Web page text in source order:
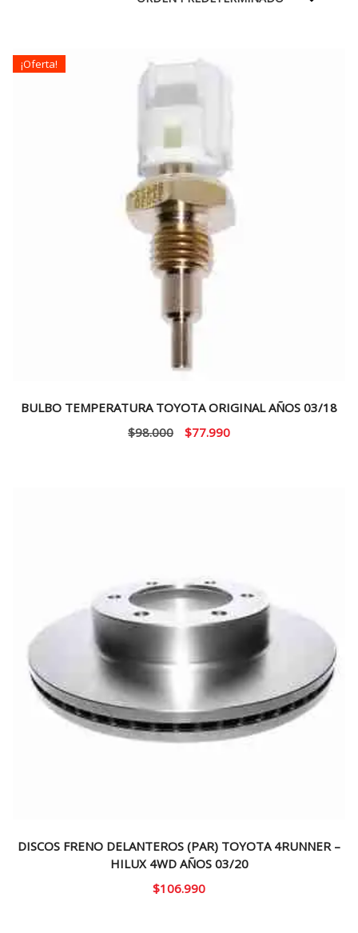
¡Oferta!
BULBO TEMPERATURA TOYOTA ORIGINAL AÑOS 03/18
$98.000
El
$77.990El
DISCOS FRENO DELANTEROS (PAR) TOYOTA 4RUNNER –
HILUX 4WD AÑOS 03/20
$106.990